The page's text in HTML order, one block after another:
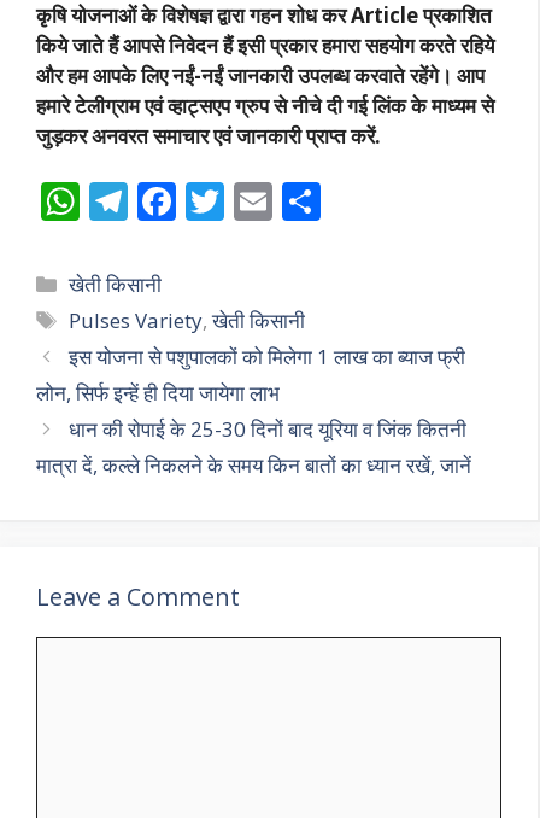
कृषि योजनाओं के विशेषज्ञ द्वारा गहन शोध कर Article प्रकाशित
किये जाते हैं आपसे निवेदन हैं इसी प्रकार हमारा सहयोग करते रहिये
और हम आपके लिए नईं-नईं जानकारी उपलब्ध करवाते रहेंगे। आप
हमारे टेलीग्राम एवं व्हाट्सएप ग्रुप से नीचे दी गई लिंक के माध्यम से
जुड़कर अनवरत समाचार एवं जानकारी प्राप्त करें.
W
h
at
s
A
p
p
T
el
e
gr
a
m
F
ac
b
o
o
k
T
w
er
E
m
l
Categories
खेती किसानी
Tags
Pulses Variety,खेती किसानी
इस योजना से पशुपालकों को मिलेगा 1 लाख का ब्याज फ्री
लोन, सिर्फ इन्हें ही दिया जायेगा लाभ
धान की रोपाई के 25-30 दिनों बाद यूरिया व जिंक कितनी
मात्रा दें, कल्ले निकलने के समय किन बातों का ध्यान रखें, जानें
Leave a Comment